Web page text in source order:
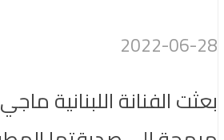
2022-06-28
بعثت الفنانة اللبنانية